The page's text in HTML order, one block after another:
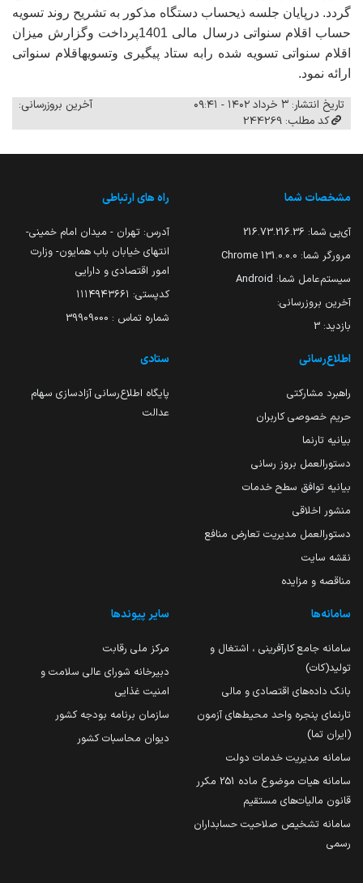
گردد. درپایان جلسه ذیحساب دستگاه مذکور به تشریح روند تسویه
حساب اقلام سنواتی درسال مالی 1401پرداخت وگزارش میزان
اقلام سنواتی تسویه شده رابه ستاد پیگیری وتسویهاقلام سنواتی
ارائه نمود.
تاریخ انتشار: ۳ خرداد ۱۴۰۲ - ۰۹:۴۱
آخرین بروزرسانی:
کد مطلب: 244269
مشخصات شما
آی‌پی شما: 216.73.216.36
مرورگر شما: 131.0.0.0 Chrome
سیستم‌عامل شما: Android
آخرین بروزرسانی:
بازدید: 3
راه های ارتباطی
آدرس: تهران - میدان امام خمینی-
انتهای خیابان باب همایون- وزارت
امور اقتصادی و دارایی
کدپستی: ۱۱۱۴۹۴۳۶۶۱
شماره تماس : 39909000
اطلاع‌رسانی
راهبرد مشارکتی
حریم خصوصی کاربران
بیانیه تارنما
دستورالعمل بروز رسانی
بیانیه توافق سطح خدمات
منشور اخلاقی
دستورالعمل مدیریت تعارض منافع
نقشه سایت
مناقصه و مزایده
ستادی
پایگاه اطلاع‌رسانی آزادسازی سهام
عدالت
سامانه‌ها
سامانه جامع کارآفرینی ، اشتغال و
تولید(کات)
بانک داده‌های اقتصادی و مالی
تارنمای پنجره واحد محیط‌های آزمون
(ایران تما)
سامانه مدیریت خدمات دولت
سامانه هیات موضوع ماده 251 مکرر
قانون مالیات‌های مستقیم
سامانه تشخیص صلاحیت حسابداران
رسمی
سایر پیوندها
مرکز ملی رقابت
دبیرخانه شورای عالی سلامت و
امنیت غذایی
سازمان برنامه بودجه کشور
دیوان محاسبات کشور